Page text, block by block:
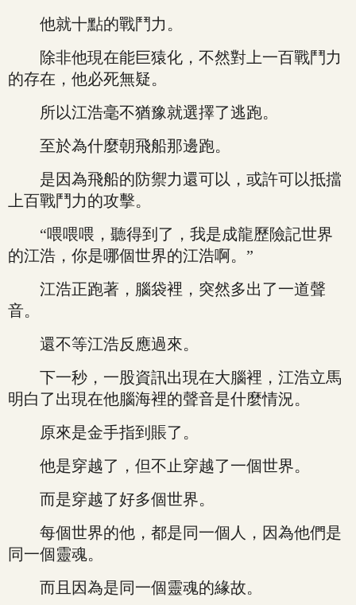
他就十點的戰鬥力。
除非他現在能巨猿化，不然對上一百戰鬥力
的存在，他必死無疑。
所以江浩毫不猶豫就選擇了逃跑。
至於為什麼朝飛船那邊跑。
是因為飛船的防禦力還可以，或許可以抵擋
上百戰鬥力的攻擊。
“喂喂喂，聽得到了，我是成龍歷險記世界
的江浩，你是哪個世界的江浩啊。”
江浩正跑著，腦袋裡，突然多出了一道聲
音。
還不等江浩反應過來。
下一秒，一股資訊出現在大腦裡，江浩立馬
明白了出現在他腦海裡的聲音是什麼情況。
原來是金手指到賬了。
他是穿越了，但不止穿越了一個世界。
而是穿越了好多個世界。
每個世界的他，都是同一個人，因為他們是
同一個靈魂。
而且因為是同一個靈魂的緣故。